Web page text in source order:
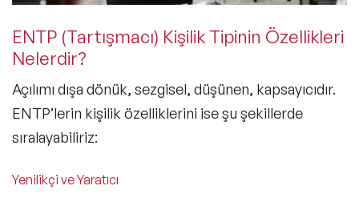
ENTP (Tartışmacı) Kişilik Tipinin Özellikleri
Nelerdir?
Açılımı dışa dönük, sezgisel, düşünen, kapsayıcıdır.
ENTP’lerin kişilik özelliklerini ise şu şekillerde
sıralayabiliriz:
Yenilikçi ve Yaratıcı